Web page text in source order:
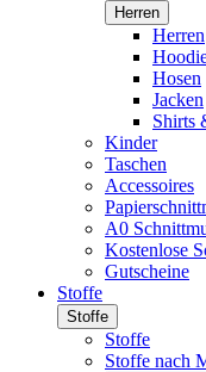
Herren
Herren
Hosen
Jacken
Shirts
Kinder
Taschen
Accessoires
A0
Kostenlose
Gutscheine
Stoffe
Stoffe
Stoffe
Stoffe nach